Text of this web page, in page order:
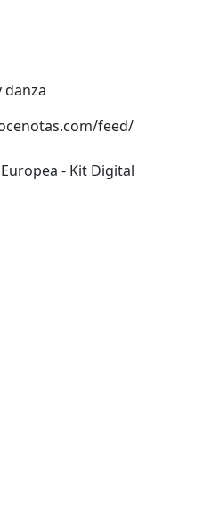
danza
feed/